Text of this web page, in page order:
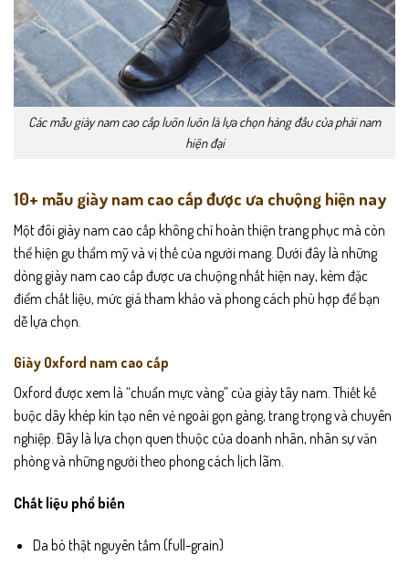
Các mẫu giày nam cao cấp luôn luôn là lựa chọn hàng đầu của phái nam
hiện đại
10+ mẫu giày nam cao cấp được ưa chuộng hiện nay
Một đôi giày nam cao cấp không chỉ hoàn thiện trang phục mà còn
thể hiện gu thẩm mỹ và vị thế của người mang. Dưới đây là những
dòng giày nam cao cấp được ưa chuộng nhất hiện nay, kèm đặc
điểm chất liệu, mức giá tham khảo và phong cách phù hợp để bạn
dễ lựa chọn.
Giày Oxford nam cao cấp
Oxford được xem là “chuẩn mực vàng” của giày tây nam. Thiết kế
buộc dây khép kín tạo nên vẻ ngoài gọn gàng, trang trọng và chuyên
nghiệp. Đây là lựa chọn quen thuộc của doanh nhân, nhân sự văn
phòng và những người theo phong cách lịch lãm.
Chất liệu phổ biến
Da bò thật nguyên tấm (full-grain)